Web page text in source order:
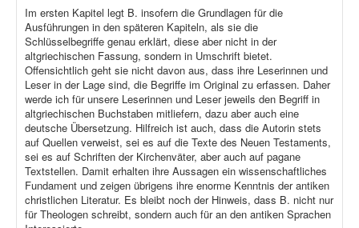
Im ersten Kapitel legt B. insofern die Grundlagen für die
Ausführungen in den späteren Kapiteln, als sie die
Schlüsselbegriffe genau erklärt, diese aber nicht in der
altgriechischen Fassung, sondern in Umschrift bietet.
Offensichtlich geht sie nicht davon aus, dass ihre Leserinnen und
Leser in der Lage sind, die Begriffe im Original zu erfassen. Daher
werde ich für unsere Leserinnen und Leser jeweils den Begriff in
altgriechischen Buchstaben mitliefern, dazu aber auch eine
deutsche Übersetzung. Hilfreich ist auch, dass die Autorin stets
auf Quellen verweist, sei es auf die Texte des Neuen Testaments,
sei es auf Schriften der Kirchenväter, aber auch auf pagane
Textstellen. Damit erhalten ihre Aussagen ein wissenschaftliches
Fundament und zeigen übrigens ihre enorme Kenntnis der antiken
christlichen Literatur. Es bleibt noch der Hinweis, dass B. nicht nur
für Theologen schreibt, sondern auch für an den antiken Sprachen